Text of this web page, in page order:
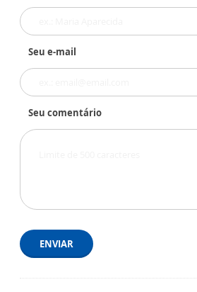
Seu e-mail
Seu comentário
ENVIAR